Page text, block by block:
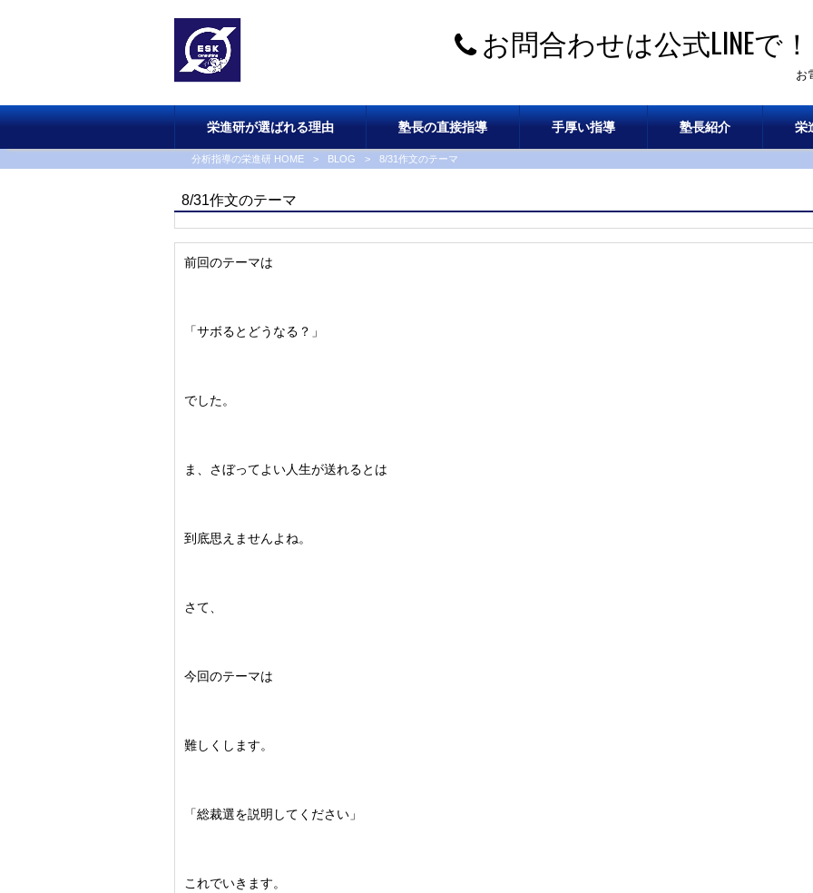
お問合わせは公式LINEで！
お
栄進研が選ばれる理由 塾長の直接指導 手厚い指導 塾長紹介 栄
分析指導の栄進研 HOME > BLOG > 8/31作文のテーマ
8/31作文のテーマ
前回のテーマは
「サボるとどうなる？」
でした。
ま、さぼってよい人生が送れるとは
到底思えませんよね。
さて、
今回のテーマは
難しくします。
「総裁選を説明してください」
これでいきます。